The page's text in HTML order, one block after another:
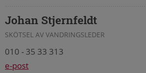
Johan Stjernfeldt
SKÖTSEL AV VANDRINGSLEDER
010 - 35 33 313
e-post